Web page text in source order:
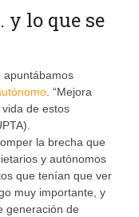
y lo que se
apuntábamos
. “Mejora
de estos
la brecha que
y autónomos
que tenían que ver
muy importante, y
generación de